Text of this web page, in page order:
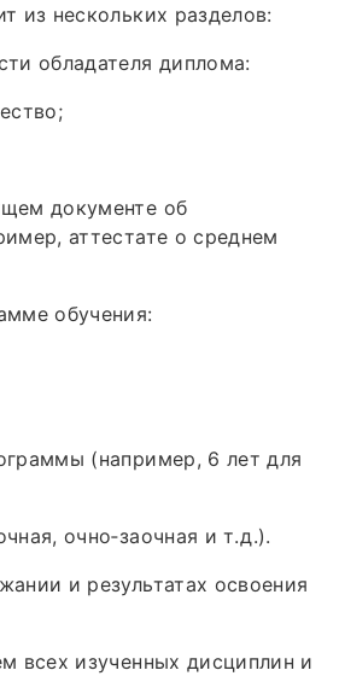
из нескольких разделов:
обладателя диплома:
документе об
аттестате о среднем
обучения:
(например, 6 лет для
очно‑заочная и т. д.).
и результатах освоения
всех изученных дисциплин и